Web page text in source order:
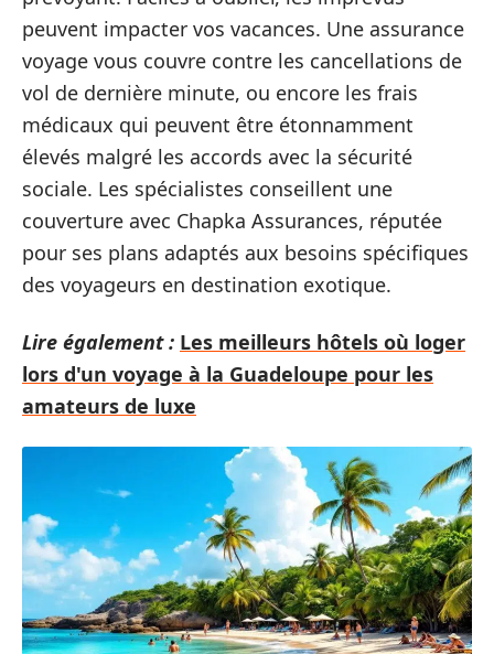
peuvent impacter vos vacances. Une assurance
voyage vous couvre contre les cancellations de
vol de dernière minute, ou encore les frais
médicaux qui peuvent être étonnamment
élevés malgré les accords avec la sécurité
sociale. Les spécialistes conseillent une
couverture avec Chapka Assurances, réputée
pour ses plans adaptés aux besoins spécifiques
des voyageurs en destination exotique.
Lire également : Les meilleurs hôtels où loger
lors d'un voyage à la Guadeloupe pour les
amateurs de luxe